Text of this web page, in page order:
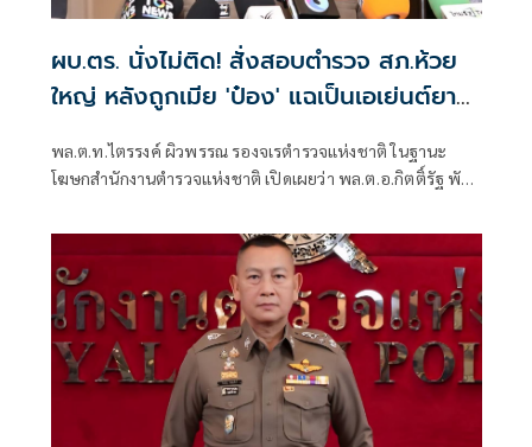
ผบ.ตร. นั่งไม่ติด! สั่งสอบตำรวจ สภ.ห้วย
ใหญ่ หลังถูกเมีย 'ป๋อง' แฉเป็นเอเย่นต์ยา
พล.ต.ท.ไตรรงค์ ผิวพรรณ รองจเรตำรวจแห่งชาติ ในฐานะ
โฆษกสำนักงานตำรวจแห่งชาติ เปิดเผยว่า พล.ต.อ.กิตติ์รัฐ พันธุ์
สอบข้อเท็จกรณีมีการกล่าวอ้างว่า นายฑนาฯ หรือ ป๋อง